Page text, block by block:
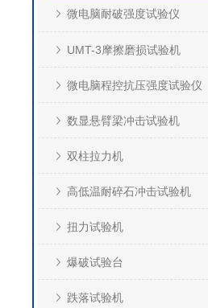
微电脑耐破强度试验仪
UMT-3摩擦磨损试验机
微电脑程控抗压强度试验仪
数显悬臂梁冲击试验机
双柱拉力机
高低温耐碎石冲击试验机
扭力试验机
爆破试验台
跌落试验机